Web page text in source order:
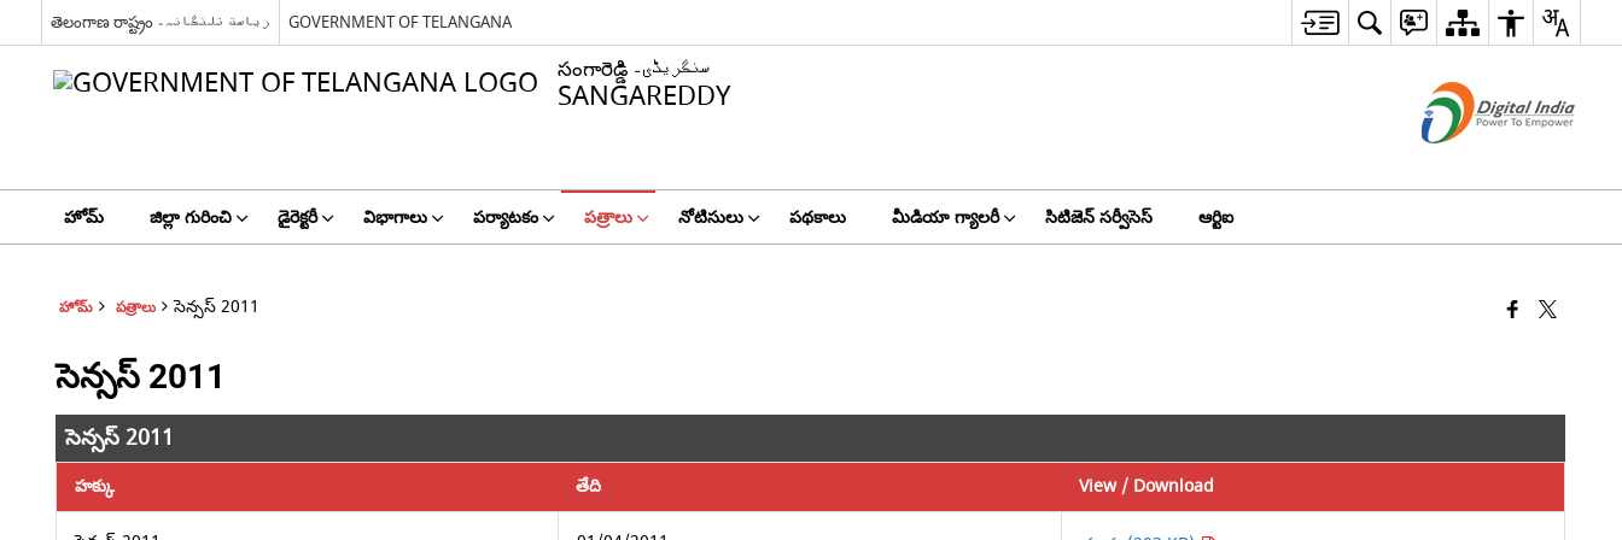
తెలంగాణ రాష్ట్రం ریاست تلنگانہ۔ GOVERNMENT OF TELANGANA
సంగారెడ్డి سنگریڈی۔
SANGAREDDY
హోమ్ జిల్లా గురించి డైరెక్టరీ విభాగాలు పర్యాటకం పత్రాలు నోటిసులు పథకాలు మీడియా గ్యాలరీ సిటిజెన్ సర్వీసెస్ ఆర్టిఐ
హోమ్ పత్రాలు సెన్సస్ 2011
సెన్సస్ 2011
సెన్సస్ 2011
హక్కు తేది View / Download